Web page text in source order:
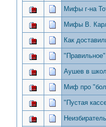
Мифы г-на
Мифы В.
Как
"Правильное"
Аушев в
Миф про
"Пустая